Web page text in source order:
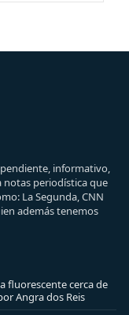
informativo,
notas periodística que
La Segunda, CNN
además tenemos
fluorescente cerca de
Angra dos Reis